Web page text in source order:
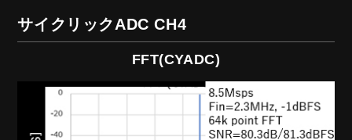
サイクリックADC CH4
FFT(CYADC)